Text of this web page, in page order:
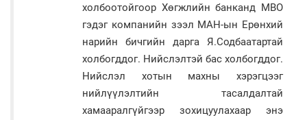
холбоотойгоор Хөгжлийн банканд MBO
гэдэг компанийн зээл МАН-ын Ерөнхий
нарийн бичгийн дарга Я.Содбаатартай
холбогддог. Нийслэлтэй бас холбогддог.
Нийслэл хотын махны хэрэгцээг
нийлүүлэлтийн тасалдалтай
хамааралгүйгээр зохицуулахаар энэ